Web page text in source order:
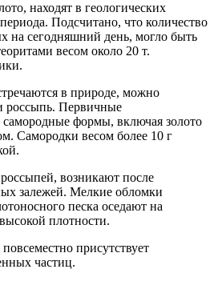
находят в геологических
Подсчитано, что количество
на сегодняшний день, могло быть
весом около 20 т.
в природе, можно
россыпь. Первичные
формы, включая золото
Самородки весом более 10 г
возникают после
залежей. Мелкие обломки
песка оседают на
плотности.
присутствует
частиц.